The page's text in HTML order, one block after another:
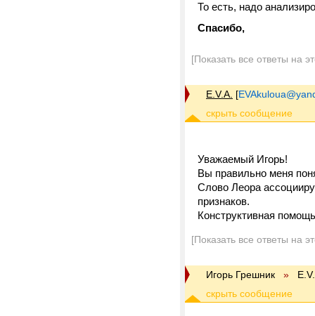
То есть, надо
Спасибо,
[Показать все ответы на
E.V.A. [
Уважаемый Игорь!
Вы правильно меня
Слово Леора
признаков.
Конструктивная
[Показать все ответы на
Игорь Грешник »